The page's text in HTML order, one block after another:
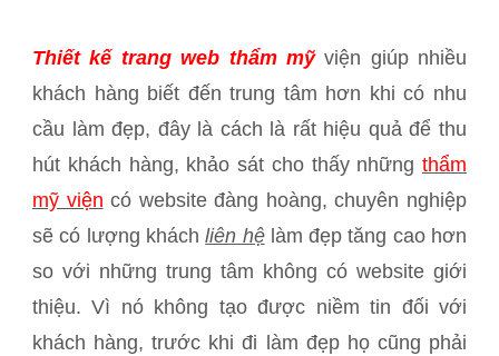
Thiết kế trang web thẩm mỹviện giúp nhiều
khách hàng biết đến trung tâm hơn khi có nhu
cầu làm đẹp, đây là cách là rất hiệu quả để thu
hút khách hàng, khảo sát cho thấy những thẩm
mỹ viện có website đàng hoàng, chuyên nghiệp
sẽ có lượng kháchliên hệlàm đẹp tăng cao hơn
so với những trung tâm không có website giới
thiệu. Vì nó không tạo được niềm tin đối với
khách hàng, trước khi đi làm đẹp họ cũng phải